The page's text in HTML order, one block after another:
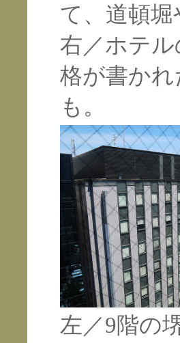
て、道頓
右／ホテ
格が書か
も。
左／9階の